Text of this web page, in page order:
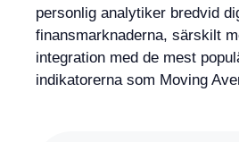
personlig analytiker bredvid
finansmarknaderna, särskilt
integration med de mest
indikatorerna som Moving